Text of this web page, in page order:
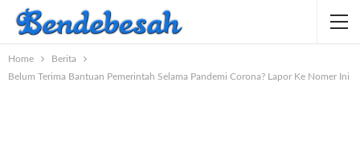
Home
Berita
Belum Terima Bantuan Pemerintah Selama Pandemi Corona? Lapor Ke Nomer Ini